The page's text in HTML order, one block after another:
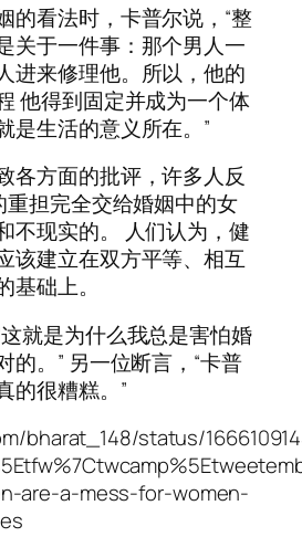
的看法时，卡普尔说，“整
关于一件事：那个男人一
进来修理他。所以，他的
他得到固定并成为一个体
是生活的意义所在。”
各方面的批评，许多人反
重担完全交给婚姻中的女
不现实的。 人们认为，健
该建立在双方平等、相互
础上。
就是为什么我总是害怕婚
的。” 另一位断言，“卡普
的很糟糕。”
bharat_148/status/
are-a-mess-for-women-